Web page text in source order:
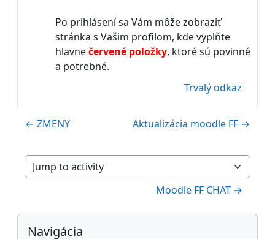
Po prihlásení sa Vám môže zobraziť
stránka s Vašim profilom, kde vyplňte
hlavnečervené položky, ktoré sú povinné
a potrebné.
Trvalý odkaz
← ZMENY Aktualizácia moodle FF →
Jump to activity
Moodle FF CHAT →
Bloky
Preskočiť Navigácia
Navigácia